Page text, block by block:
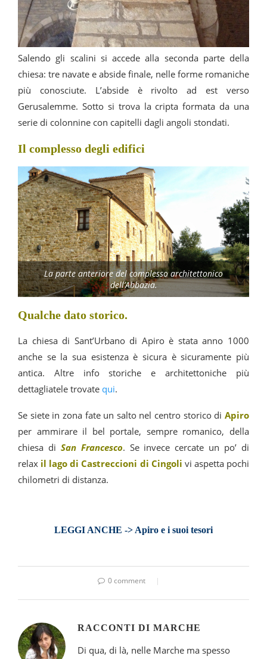
Salendo gli scalini si accede alla seconda parte della
chiesa: tre navate e abside finale, nelle forme romaniche
più conosciute. L’abside è rivolto ad est verso
Gerusalemme. Sotto si trova la cripta formata da una
serie di colonnine con capitelli dagli angoli stondati.
Il complesso degli edifici
La parte anteriore del complesso architettonico
dell’Abbazia.
Qualche dato storico.
La chiesa di Sant’Urbano di Apiro è stata anno 1000
anche se la sua esistenza è sicura è sicuramente più
antica. Altre info storiche e architettoniche più
dettagliatele trovate qui.
Se siete in zona fate un salto nel centro storico di Apiro
per ammirare il bel portale, sempre romanico, della
chiesa di San Francesco. Se invece cercate un po’ di
relax il lago di Castreccioni di Cingoli vi aspetta pochi
chilometri di distanza.
LEGGI ANCHE -> Apiro e i suoi tesori
0 comment
RACCONTI DI MARCHE
Di qua, di là, nelle Marche ma spesso